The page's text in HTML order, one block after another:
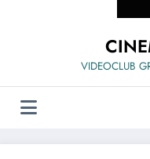
VIDEOCLUB